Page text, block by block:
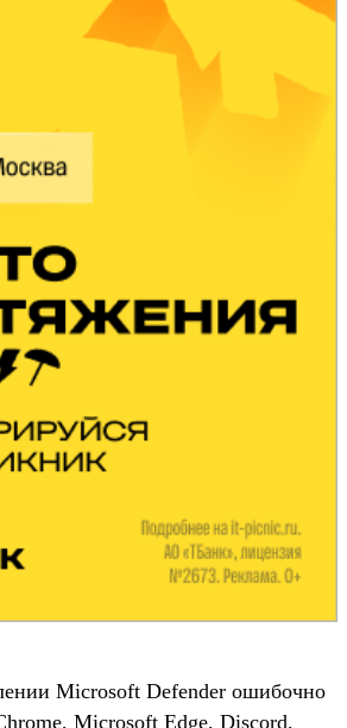
Microsoft Defender ошибочно
Microsoft Edge, Discord,